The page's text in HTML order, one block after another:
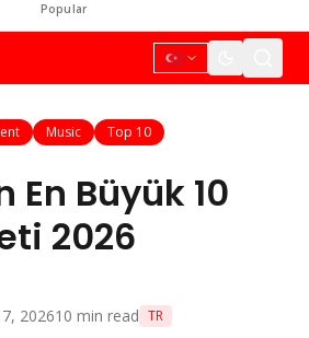
Popular
Music Top 10
En Büyük 10
2026
202610 min read TR